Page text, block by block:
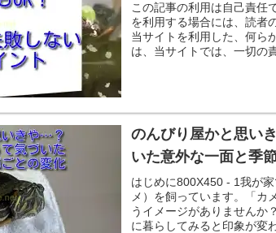
この記事の利用は自己責任
を利用する場合には、読者
当サイトを利用した、何ら
は、当サイトでは、一切の
のんびり屋かと思い
いた意外な一面と季
はじめに800X450 - 1我が
メ）を飼っています。「カ
うイメージがありませんか
に暮らしてみると印象が変